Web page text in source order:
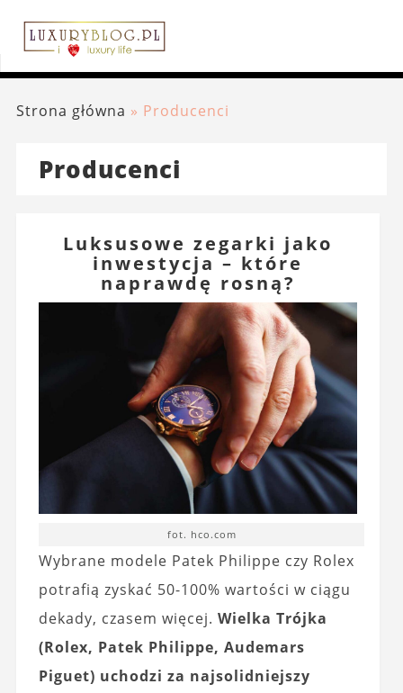
Strona główna » Producenci
Producenci
Luksusowe zegarki jako
inwestycja – które
naprawdę rosną?
fot. hco.com
Wybrane modele Patek Philippe czy Rolex
potrafią zyskać 50-100% wartości w ciągu
dekady, czasem więcej. Wielka Trójka
(Rolex, Patek Philippe, Audemars
Piguet) uchodzi za najsolidniejszy